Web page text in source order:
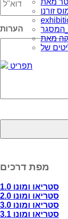
זורנו
תפריט
הערות
מפת דרכים
סטריאו ומונו 1.0
סטריאו ומונו 2.0
סטריאו ומונו 3.0
סטריאו ומונו 3.1